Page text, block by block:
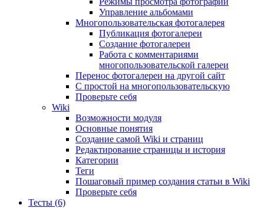
Управление альбомами
Многопользовательская фотогалерея
Публикация фотогалереи
Создание фотогалереи
Работа с комментариями
многопользовательской галереи
Перенос фотогалереи на другой сайт
С простой на многопользовательскую
Проверьте себя
Wiki
Возможности модуля
Основные понятия
Создание самой Wiki и страниц
Редактирование страницы и история
Категории
Теги
Пошаговый пример создания статьи в Wiki
Проверьте себя
Тесты (6)